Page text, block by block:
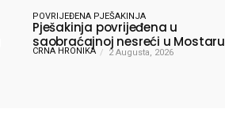
POVRIJEĐENA PJEŠAKINJA
Pješakinja povrijeđena u
saobraćajnoj nesreći u Mostaru
CRNA HRONIKA 2 Augusta, 2026